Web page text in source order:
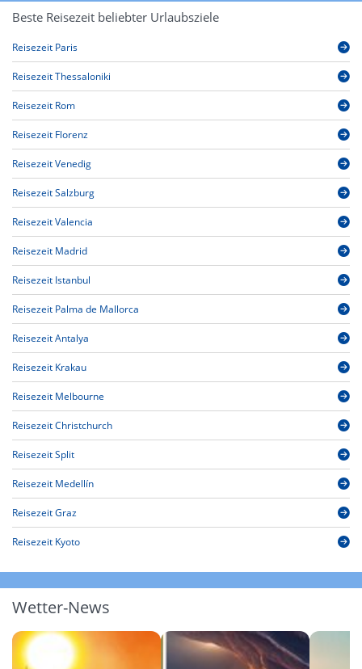
Beste Reisezeit beliebter Urlaubsziele
Reisezeit Paris
Reisezeit Thessaloniki
Reisezeit Rom
Reisezeit Florenz
Reisezeit Venedig
Reisezeit Salzburg
Reisezeit Valencia
Reisezeit Madrid
Reisezeit Istanbul
Reisezeit Palma de Mallorca
Reisezeit Antalya
Reisezeit Krakau
Reisezeit Melbourne
Reisezeit Christchurch
Reisezeit Split
Reisezeit Medellín
Reisezeit Graz
Reisezeit Kyoto
Wetter-News